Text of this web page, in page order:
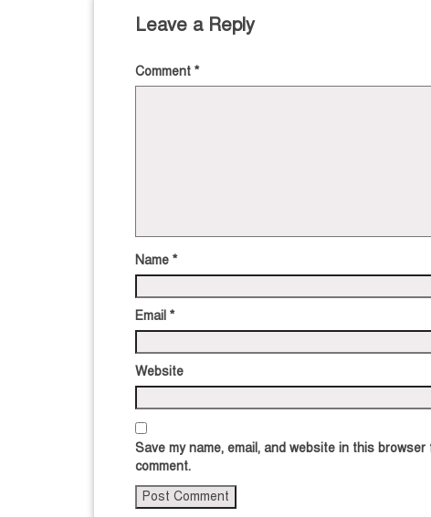
Leave a Reply
Comment *
Name *
Email *
Website
Save my name, email, and website in this browser
comment.